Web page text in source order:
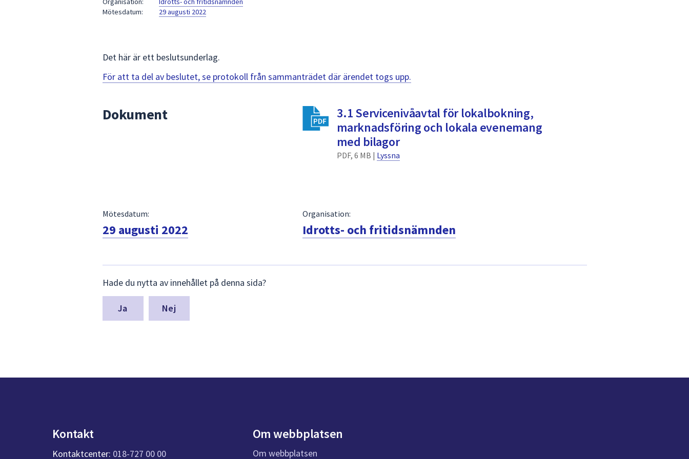
sökförslagen
och
enter
välja
Mötesdatum:
29 augusti 2022
Det här är ett beslutsunderlag.
För att ta del av beslutet, se protokoll från sammanträdet där ärendet togs upp.
Dokument
3.1 Servicenivåavtal för lokalbokning,
marknadsföring och lokala evenemang
med bilagor
PDF, 6 MB | Lyssna
Mötesdatum:
29 augusti 2022
Organisation:
Idrotts- och fritidsnämnden
synpunkter
för
denna
Hade du nytta av innehållet på denna sida?
Nej
Kontakt
Kontaktcenter: 018-727 00 00
Om webbplatsen
Om webbplatsen